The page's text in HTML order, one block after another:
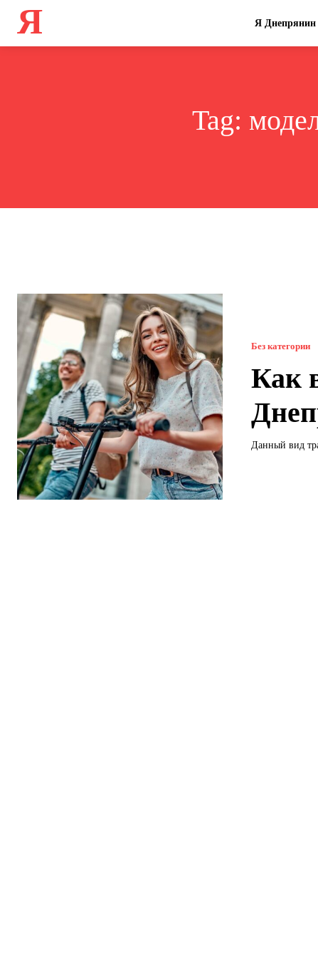
Я Я Днепрянин
Tag:
Без категории
Как
Данный вид